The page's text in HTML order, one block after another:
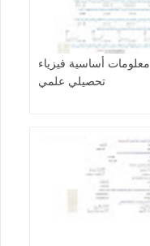
معلومات أساسية فيزياء
تحصيلي علمي